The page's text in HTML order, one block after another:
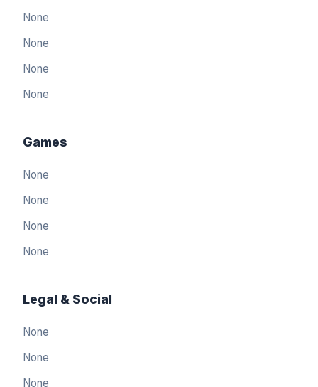
None
None
None
None
Games
None
None
None
None
Legal & Social
None
None
None